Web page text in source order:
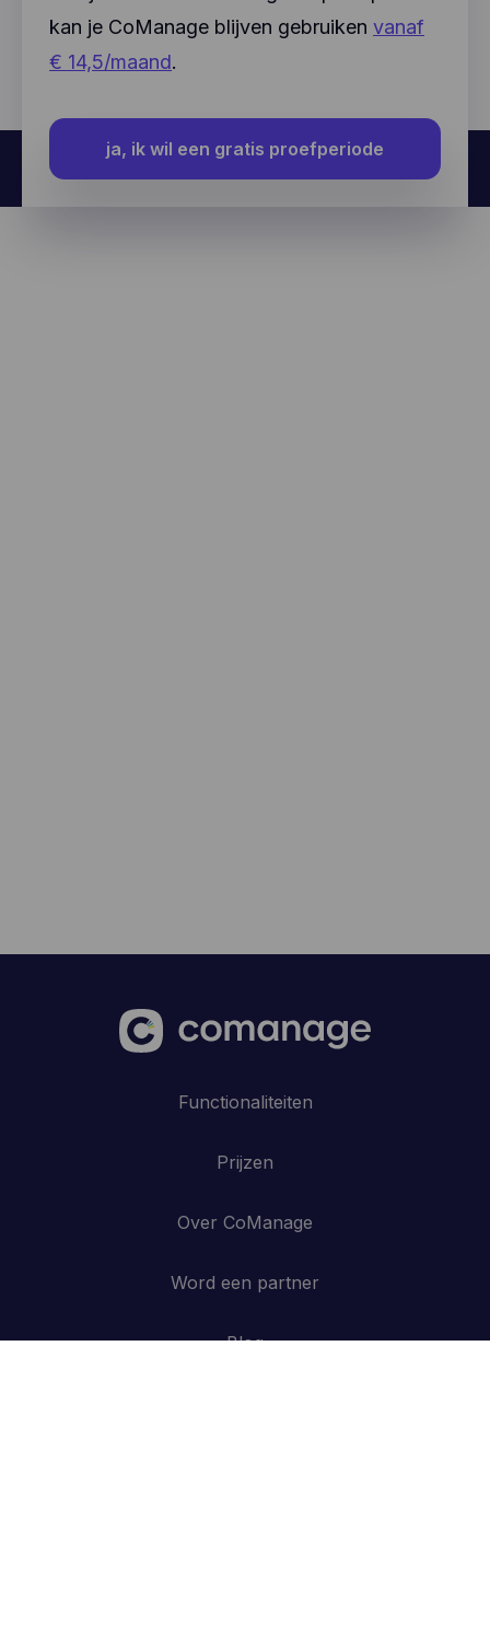
kan je CoManage blijven gebruiken vanaf
€ 14,5/maand.
ja, ik wil een gratis proefperiode
Functionaliteiten
Prijzen
Over CoManage
Word een partner
Blog